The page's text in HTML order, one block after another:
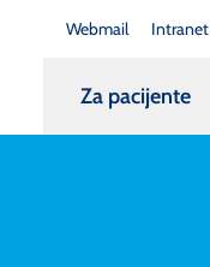
Webmail Intranet
Za pacijente